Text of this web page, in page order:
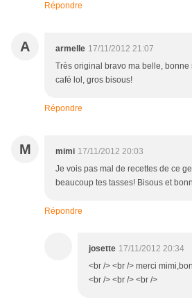
Répondre
A armelle 17/11/2012 21:07
Très original bravo ma belle, bonne
café lol, gros bisous!
Répondre
M mimi 17/11/2012 20:03
Je vois pas mal de recettes de ce
beaucoup tes tasses! Bisous et
Répondre
josette 17/11/2012 20:34
<br /> <br /> merci
<br /> <br /> <br />